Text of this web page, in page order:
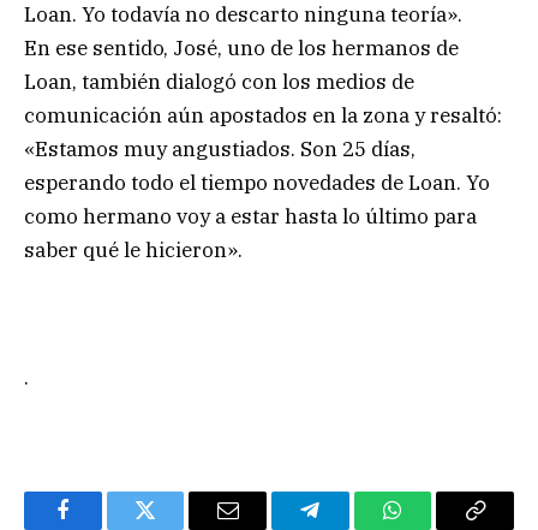
Loan. Yo todavía no descarto ninguna teoría».
En ese sentido, José, uno de los hermanos de
Loan, también dialogó con los medios de
comunicación aún apostados en la zona y resaltó:
«Estamos muy angustiados. Son 25 días,
esperando todo el tiempo novedades de Loan. Yo
como hermano voy a estar hasta lo último para
saber qué le hicieron».
.